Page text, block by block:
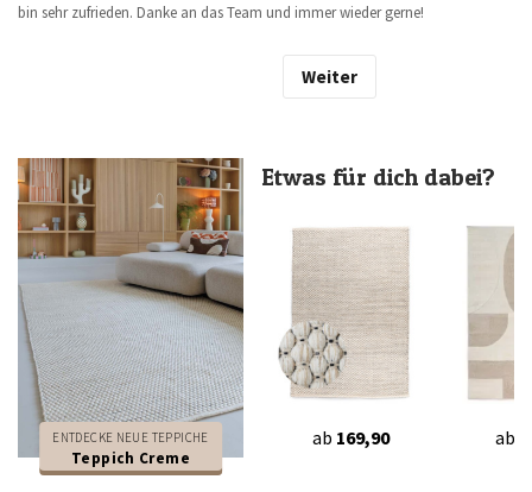
bin sehr zufrieden. Danke an das Team und immer wieder gerne!
Weiter
ENTDECKE NEUE TEPPICHE
Teppich Creme
Etwas für dich dabei?
ab 169,90 ab